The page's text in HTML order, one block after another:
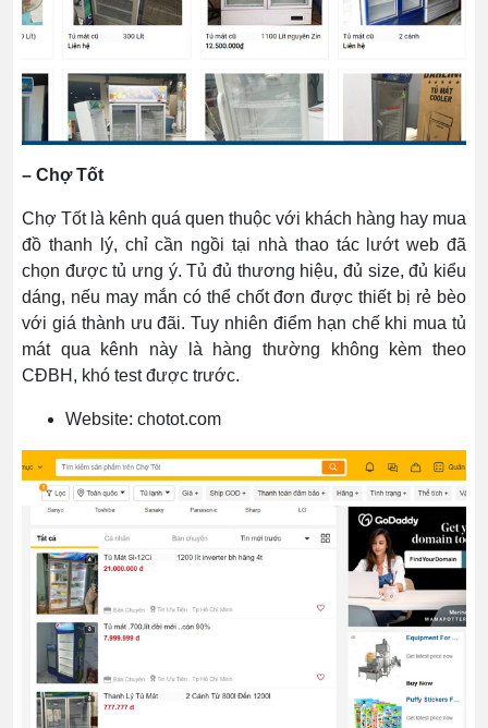
– Chợ Tốt
Chợ Tốt là kênh quá quen thuộc với khách hàng hay mua
đồ thanh lý, chỉ cần ngồi tại nhà thao tác lướt web đã
chọn được tủ ưng ý. Tủ đủ thương hiệu, đủ size, đủ kiểu
dáng, nếu may mắn có thể chốt đơn được thiết bị rẻ bèo
với giá thành ưu đãi. Tuy nhiên điểm hạn chế khi mua tủ
mát qua kênh này là hàng thường không kèm theo
CĐBH, khó test được trước.
Website: chotot.com